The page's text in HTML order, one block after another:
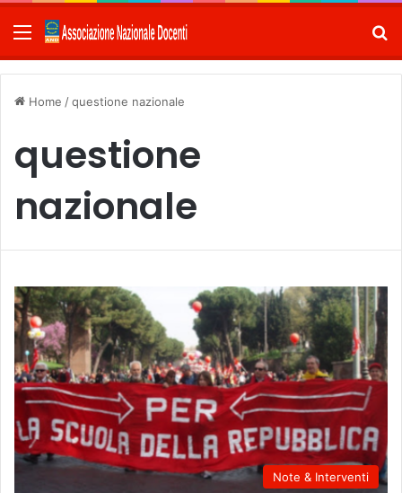
Menu
Home /questione nazionale
questione
nazionale
Note & Interventi